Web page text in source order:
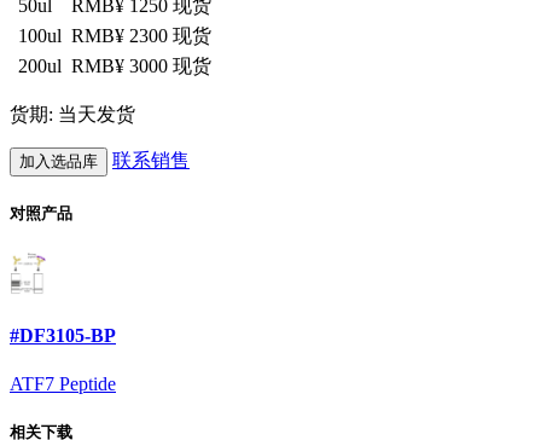
50ul RMB¥ 1250 现货
100ul RMB¥ 2300 现货
200ul RMB¥ 3000 现货
货期: 当天发货
加入选品库 联系销售
对照产品
#DF3105-BP
ATF7 Peptide
相关下载